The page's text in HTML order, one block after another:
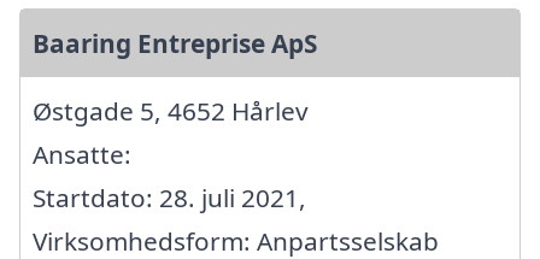
Baaring Entreprise ApS
Østgade 5, 4652 Hårlev
Ansatte:
Startdato: 28. juli 2021,
Virksomhedsform: Anpartsselskab